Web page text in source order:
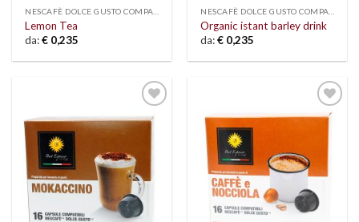
NESCAFÈ DOLCE GUSTO COMPATIBLE
Lemon Tea
da:€ 0,235
NESCAFÈ DOLCE GUSTO COMPATIBLE
Organic istant barley drink
da:€ 0,235
Add to
wishlist
Add to